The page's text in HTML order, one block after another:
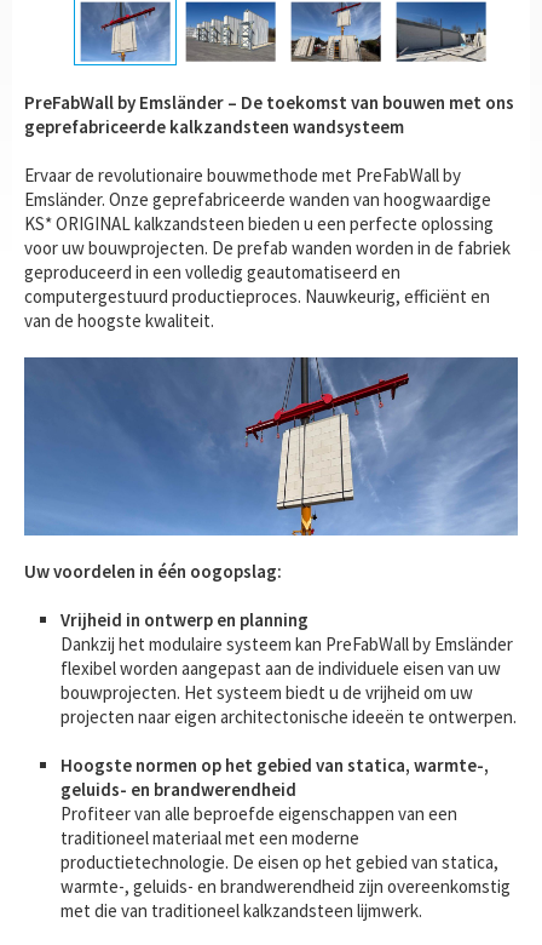
PreFabWall by Emsländer – De toekomst van bouwen met ons
geprefabriceerde kalkzandsteen wandsysteem
Ervaar de revolutionaire bouwmethode met PreFabWall by
Emsländer. Onze geprefabriceerde wanden van hoogwaardige
KS* ORIGINAL kalkzandsteen bieden u een perfecte oplossing
voor uw bouwprojecten. De prefab wanden worden in de fabriek
geproduceerd in een volledig geautomatiseerd en
computergestuurd productieproces. Nauwkeurig, efficiënt en
van de hoogste kwaliteit.
Uw voordelen in één oogopslag:
Vrijheid in ontwerp en planning
Dankzij het modulaire systeem kan PreFabWall by Emsländer
flexibel worden aangepast aan de individuele eisen van uw
bouwprojecten. Het systeem biedt u de vrijheid om uw
projecten naar eigen architectonische ideeën te ontwerpen.
Hoogste normen op het gebied van statica, warmte-,
geluids- en brandwerendheid
Profiteer van alle beproefde eigenschappen van een
traditioneel materiaal met een moderne
productietechnologie. De eisen op het gebied van statica,
warmte-, geluids- en brandwerendheid zijn overeenkomstig
met die van traditioneel kalkzandsteen lijmwerk.